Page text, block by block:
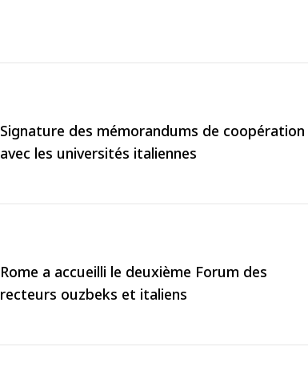
Signature des mémorandums de coopération
avec les universités italiennes
Rome a accueilli le deuxième Forum des
recteurs ouzbeks et italiens